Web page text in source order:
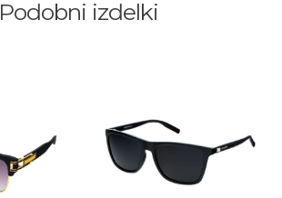
Podobni izdelki